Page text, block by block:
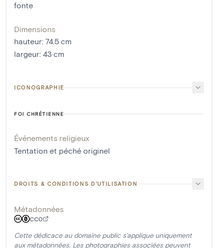
fonte
Dimensions
hauteur: 74.5 cm
largeur: 43 cm
ICONOGRAPHIE
FOI CHRÉTIENNE
Événements religieux
Tentation et péché originel
DROITS & CONDITIONS D'UTILISATION
Métadonnées
CC0
Cette dédicace au domaine public s'applique uniquement
aux métadonnées. Les photographies associées peuvent